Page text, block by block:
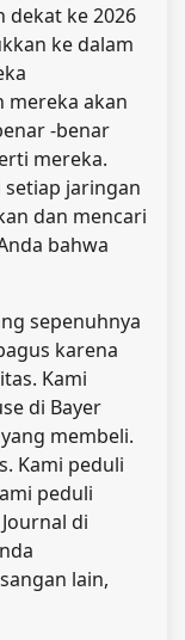
dekat ke 2026
ke dalam
akan
-benar
mereka.
jaringan
dan mencari
bahwa
sepenuhnya
karena
Kami
di Bayer
membeli.
Kami peduli
peduli
di
lain,